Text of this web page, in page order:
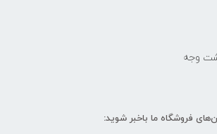
وجه
فروشگاه ما باخبر شوید: